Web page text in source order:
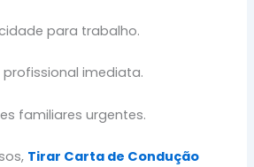
para trabalho.
imediata.
familiares urgentes.
Tirar Carta de Condução